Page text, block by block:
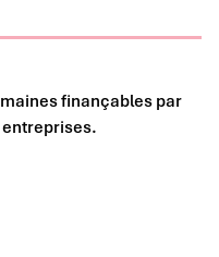
finançables par